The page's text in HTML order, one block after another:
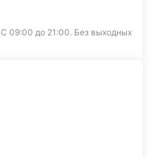
С 09:00 до 21:00. Без выходных